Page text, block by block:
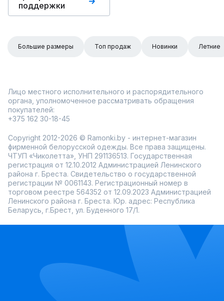
поддержки
Большие размеры Топ продаж Новинки Летние
Лицо местного исполнительного и распорядительного
органа, уполномоченное рассматривать обращения
покупателей:
+375 162 30-18-45
Copyright 2012-2026 © Ramonki.by - интернет-магазин
фирменной белорусской одежды. Все права защищены.
ЧТУП «Чиколетта», УНП 291136513. Государственная
регистрация от 12.10.2012 Администрацией Ленинского
района г. Бреста. Свидетельство о государственной
регистрации № 0061143. Регистрационный номер в
торговом реестре 564352 от 12.09.2023 Администрацией
Ленинского района г. Бреста. Юр. адрес: Республика
Беларусь, г.Брест, ул. Буденного 17/1.